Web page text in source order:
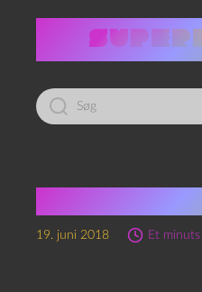
Led
efter:
19. juni 2018 Et